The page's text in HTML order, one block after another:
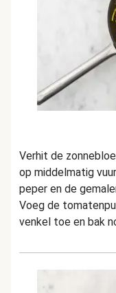
Verhit de
op middelmatig
peper en de
Voeg de
venkel toe en bak